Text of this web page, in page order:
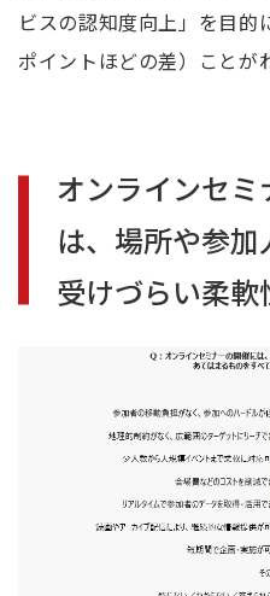
ビスの認知度向上」を目
ポイントほどの差）ことが
オンラインセ
は、場所や参
受けづらい柔